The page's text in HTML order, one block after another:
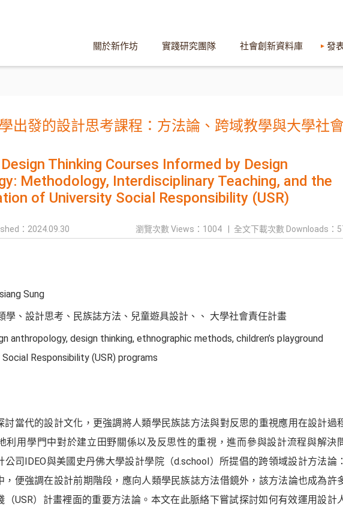
關於新作坊 實踐研究團隊 社會創新資料庫 發
出發的設計思考課程：方法論、跨域教學與大學社會
Thinking Courses Informed by Design
Methodology, Interdisciplinary Teaching, and the
of University Social Responsibility (USR)
： 2024.09.30 全文下載次數 Downloads：
瀏覽次數 Views：1004
Sung
學、設計思考、民族誌方法、兒童遊具設計、
大學社會責任計畫
anthropology design thinking ethnographic methods children’s playground
Responsibility (USR) programs
討當代的設計文化，更強調將人類學民族誌方法與對反思的重視應用在設計過
利用學門中對於建立田野關係以及反思性的重視，進而參與設計流程與解決
公司IDEO與美國史丹佛大學設計學院（d.school）所提倡的跨領域設計方法論：
，便強調在設計前期階段，應向人類學民族誌方法借鏡外，該方法論也成為許
（USR）計畫裡面的重要方法論。本文在此脈絡下嘗試探討如何有效運用設計